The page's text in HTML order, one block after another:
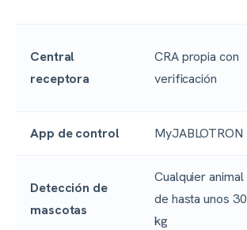
Central
receptora
CRA propia con
verificación
App de control MyJABLOTRON
Detección de
mascotas
Cualquier animal
de hasta unos 30
kg